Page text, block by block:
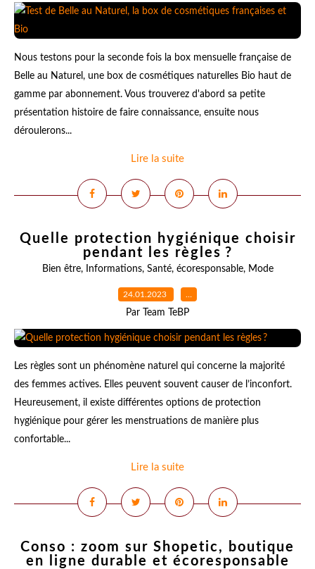
Nous testons pour la seconde fois la box mensuelle française de
Belle au Naturel, une box de cosmétiques naturelles Bio haut de
gamme par abonnement. Vous trouverez d'abord sa petite
présentation histoire de faire connaissance, ensuite nous
déroulerons...
Lire la suite
Quelle protection hygiénique choisir
pendant les règles ?
Bien être, Informations, Santé, écoresponsable, Mode
24.01.2023 …
Par Team TeBP
Les règles sont un phénomène naturel qui concerne la majorité
des femmes actives. Elles peuvent souvent causer de l’inconfort.
Heureusement, il existe différentes options de protection
hygiénique pour gérer les menstruations de manière plus
confortable...
Lire la suite
Conso : zoom sur Shopetic, boutique
en ligne durable et écoresponsable